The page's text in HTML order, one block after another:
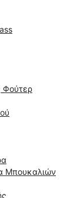
Φούτερ
Μπουκαλιών